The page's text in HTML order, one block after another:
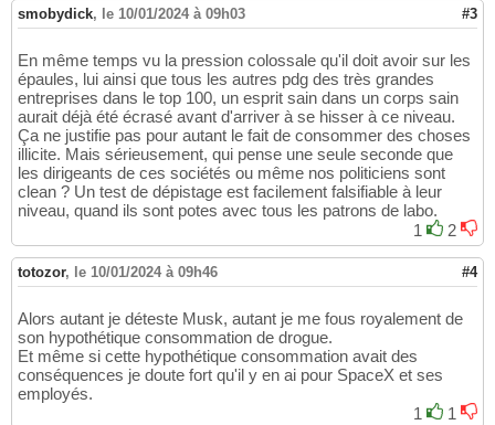
smobydick, le 10/01/2024 à 09h03 #3
En même temps vu la pression colossale qu'il doit avoir sur les
épaules, lui ainsi que tous les autres pdg des très grandes
entreprises dans le top 100, un esprit sain dans un corps sain
aurait déjà été écrasé avant d'arriver à se hisser à ce niveau.
Ça ne justifie pas pour autant le fait de consommer des choses
illicite. Mais sérieusement, qui pense une seule seconde que
les dirigeants de ces sociétés ou même nos politiciens sont
clean ? Un test de dépistage est facilement falsifiable à leur
niveau, quand ils sont potes avec tous les patrons de labo.
1
2
totozor, le 10/01/2024 à 09h46 #4
Alors autant je déteste Musk, autant je me fous royalement de
son hypothétique consommation de drogue.
Et même si cette hypothétique consommation avait des
conséquences je doute fort qu'il y en ai pour SpaceX et ses
employés.
1
1